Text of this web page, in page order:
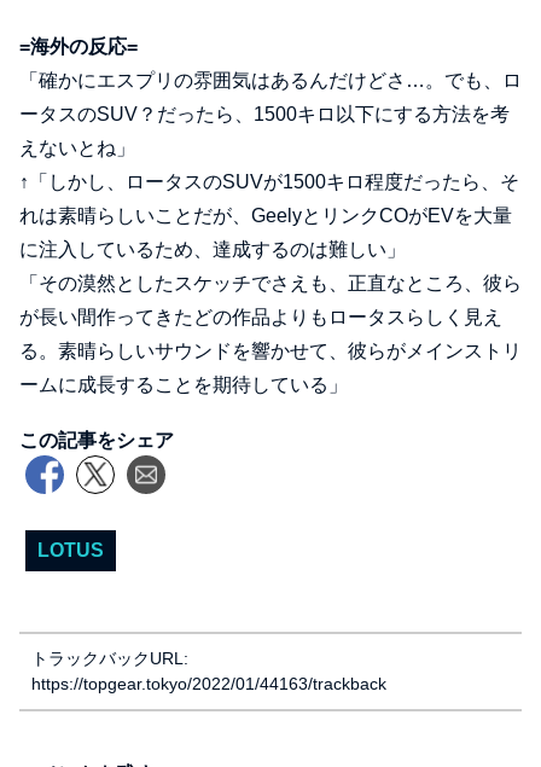
=海外の反応=
「確かにエスプリの雰囲気はあるんだけどさ…。でも、ロ
ータスのSUV？だったら、1500キロ以下にする方法を考
えないとね」
↑「しかし、ロータスのSUVが1500キロ程度だったら、そ
れは素晴らしいことだが、GeelyとリンクCOがEVを大量
に注入しているため、達成するのは難しい」
「その漠然としたスケッチでさえも、正直なところ、彼ら
が長い間作ってきたどの作品よりもロータスらしく見え
る。素晴らしいサウンドを響かせて、彼らがメインストリ
ームに成長することを期待している」
この記事をシェア
LOTUS
トラックバックURL:
https://topgear.tokyo/2022/01/44163/trackback